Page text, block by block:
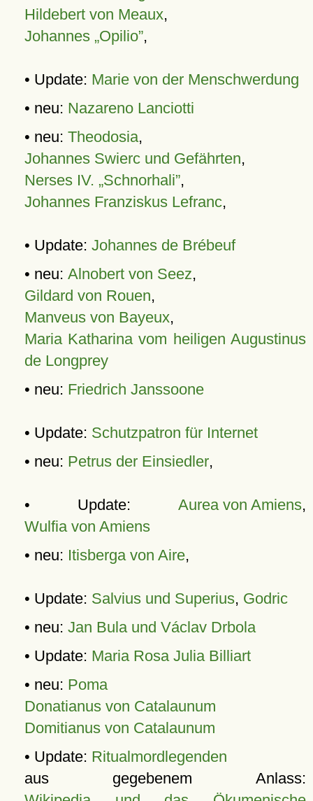
Hildebert von Meaux,
Johannes „Opilio”,
• Update: Marie von der Menschwerdung
• neu: Nazareno Lanciotti
• neu: Theodosia,
Johannes Swierc und Gefährten,
Nerses IV. „Schnorhali”,
Johannes Franziskus Lefranc,
• Update: Johannes de Brébeuf
• neu: Alnobert von Seez,
Gildard von Rouen,
Manveus von Bayeux,
Maria Katharina vom heiligen Augustinus
de Longprey
• neu: Friedrich Janssoone
• Update: Schutzpatron für Internet
• neu: Petrus der Einsiedler,
• Update: Aurea von Amiens,
Wulfia von Amiens
• neu: Itisberga von Aire,
• Update: Salvius und Superius, Godric
• neu: Jan Bula und Václav Drbola
• Update: Maria Rosa Julia Billiart
• neu: Poma
Donatianus von Catalaunum
Domitianus von Catalaunum
• Update: Ritualmordlegenden
aus gegebenem Anlass: